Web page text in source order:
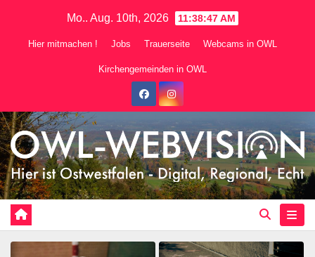
Mo.. Aug. 10th, 2026 11:38:49 AM
Hier mitmachen ! Jobs Trauerseite Webcams in OWL
Kirchengemeinden in OWL